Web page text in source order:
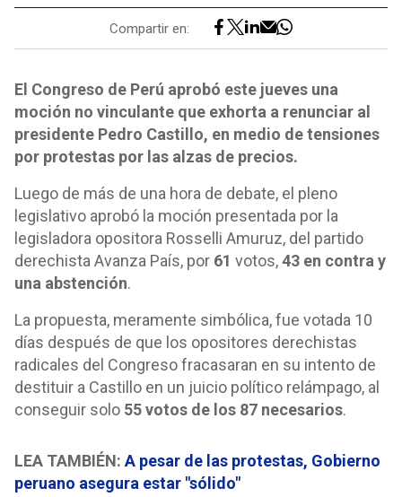
Compartir en:
El Congreso de Perú aprobó este jueves una
moción no vinculante que exhorta a renunciar al
presidente Pedro Castillo, en medio de tensiones
por protestas por las alzas de precios.
Luego de más de una hora de debate, el pleno
legislativo aprobó la moción presentada por la
legisladora opositora Rosselli Amuruz, del partido
derechista Avanza País, por 61 votos,43 en contra y
una abstención.
La propuesta, meramente simbólica, fue votada 10
días después de que los opositores derechistas
radicales del Congreso fracasaran en su intento de
destituir a Castillo en un juicio político relámpago, al
conseguir solo 55 votos de los 87 necesarios.
LEA TAMBIÉN: A pesar de las protestas, Gobierno
peruano asegura estar "sólido"